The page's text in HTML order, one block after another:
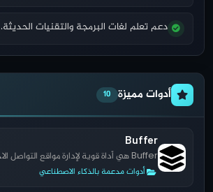
دعم تعلم لغات البرمجة والتقنيات الحديثة.
أدوات مميزة 10
Buffer
Buffer هي أداة قوية لإدارة مواقع التواصل الاجتماعي،...
أدوات مدعمة بالذكاء الاصطناعي